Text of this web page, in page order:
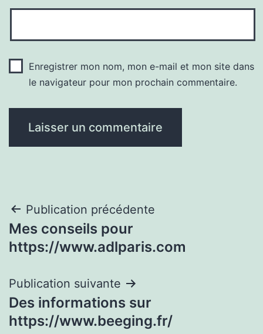
Enregistrer mon nom, mon e-mail et mon site dans
le navigateur pour mon prochain commentaire.
Navigation
de
Publication précédente
Mes conseils pour
https://www.adlparis.com
Publication suivante
Des informations sur
https://www.beeging.fr/